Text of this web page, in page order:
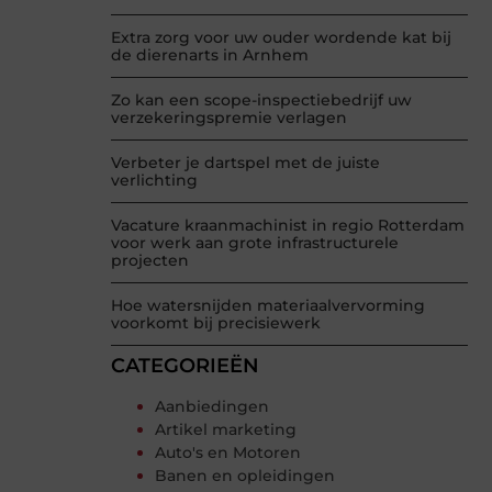
Extra zorg voor uw ouder wordende kat bij
de dierenarts in Arnhem
Zo kan een scope-inspectiebedrijf uw
verzekeringspremie verlagen
Verbeter je dartspel met de juiste
verlichting
Vacature kraanmachinist in regio Rotterdam
voor werk aan grote infrastructurele
projecten
Hoe watersnijden materiaalvervorming
voorkomt bij precisiewerk
CATEGORIEËN
Aanbiedingen
Artikel marketing
Auto's en Motoren
Banen en opleidingen